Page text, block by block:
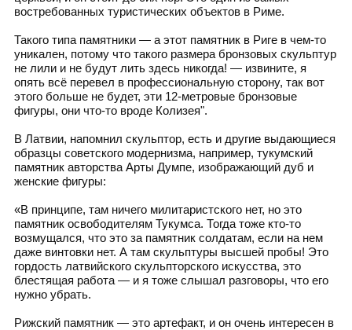
востребованных туристических объектов в Риме.
Такого типа памятники — а этот памятник в Риге в чем-то
уникален, потому что такого размера бронзовых скульптур
не лили и не будут лить здесь никогда! — извините, я
опять всё перевел в профессиональную сторону, так вот
этого больше не будет, эти 12-метровые бронзовые
фигуры, они что-то вроде Колизея".
В Латвии, напомнил скульптор, есть и другие выдающиеся
образцы советского модернизма, например, тукумский
памятник авторства Арты Думпе, изображающий дуб и
женские фигуры:
«В принципе, там ничего милитаристского нет, но это
памятник освободителям Тукумса. Тогда тоже кто-то
возмущался, что это за памятник солдатам, если на нем
даже винтовки нет. А там скульптуры высшей пробы! Это
гордость латвийского скульпторского искусства, это
блестящая работа — и я тоже слышал разговоры, что его
нужно убрать.
Рижский памятник — это артефакт, и он очень интересен в